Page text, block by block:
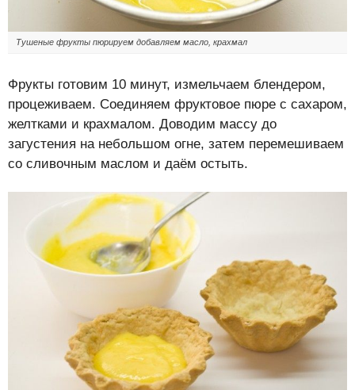
Тушеные фрукты пюрируем добавляем масло, крахмал
Фрукты готовим 10 минут, измельчаем блендером,
процеживаем. Соединяем фруктовое пюре с сахаром,
желтками и крахмалом. Доводим массу до
загустения на небольшом огне, затем перемешиваем
со сливочным маслом и даём остыть.